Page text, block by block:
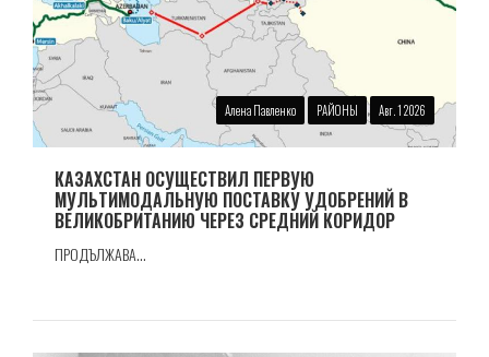
Алена Павленко РАЙОНЫ Авг. 1 2026
КАЗАХСТАН ОСУЩЕСТВИЛ ПЕРВУЮ
МУЛЬТИМОДАЛЬНУЮ ПОСТАВКУ УДОБРЕНИЙ В
ВЕЛИКОБРИТАНИЮ ЧЕРЕЗ СРЕДНИЙ КОРИДОР
ПРОДЪЛЖАВА...